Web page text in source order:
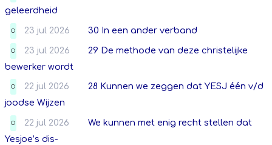
geleerdheid
O 23 jul 2026 30 In een ander verband
O 23 jul 2026
29 De methode van deze christelijke
bewerker wordt
O 22 jul 2026
28 Kunnen we zeggen dat YESJ één v/d
joodse Wijzen
O 22 jul 2026
We kunnen met enig recht stellen dat
Yesjoe’s dis-